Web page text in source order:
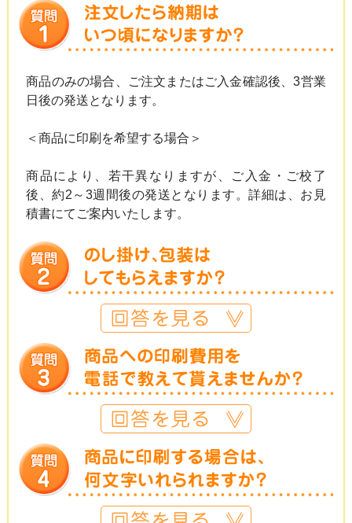
商品のみの場合、ご注文またはご入金確認後、3営業
日後の発送となります。
＜商品に印刷を希望する場合＞
商品により、若干異なりますが、ご入金・ご校了
後、約2～3週間後の発送となります。詳細は、お見
積書にてご案内いたします。